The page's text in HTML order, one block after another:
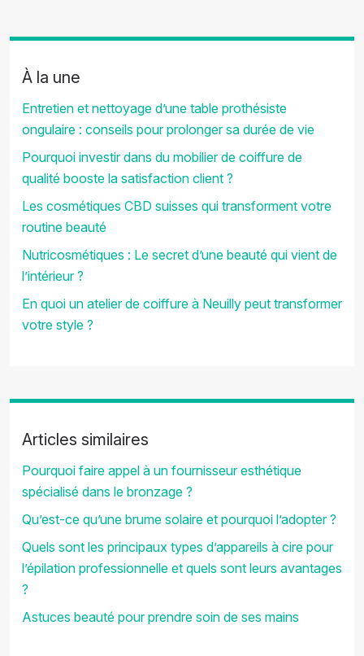
À la une
Entretien et nettoyage d’une table prothésiste
ongulaire : conseils pour prolonger sa durée de vie
Pourquoi investir dans du mobilier de coiffure de
qualité booste la satisfaction client ?
Les cosmétiques CBD suisses qui transforment votre
routine beauté
Nutricosmétiques : Le secret d’une beauté qui vient de
l’intérieur ?
En quoi un atelier de coiffure à Neuilly peut transformer
votre style ?
Articles similaires
Pourquoi faire appel à un fournisseur esthétique
spécialisé dans le bronzage ?
Qu’est-ce qu’une brume solaire et pourquoi l’adopter ?
Quels sont les principaux types d’appareils à cire pour
l’épilation professionnelle et quels sont leurs avantages
?
Astuces beauté pour prendre soin de ses mains